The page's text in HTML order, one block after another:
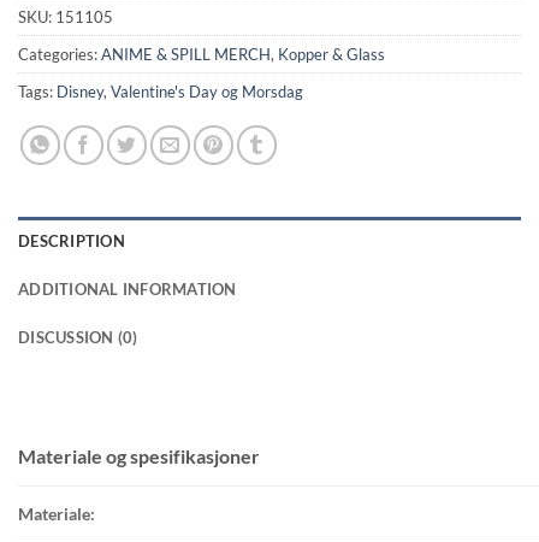
SKU: 151105
Categories:ANIME & SPILL MERCH, Kopper & Glass
Tags: Disney,Valentine's Day og Morsdag
DESCRIPTION
ADDITIONAL INFORMATION
DISCUSSION (0)
Materiale og spesifikasjoner
Materiale: